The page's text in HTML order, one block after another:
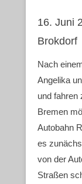
16. Juni
Brokdorf
Nach
Angelika
und fahren
Bremen
Autobahn
es
von der
Straßen